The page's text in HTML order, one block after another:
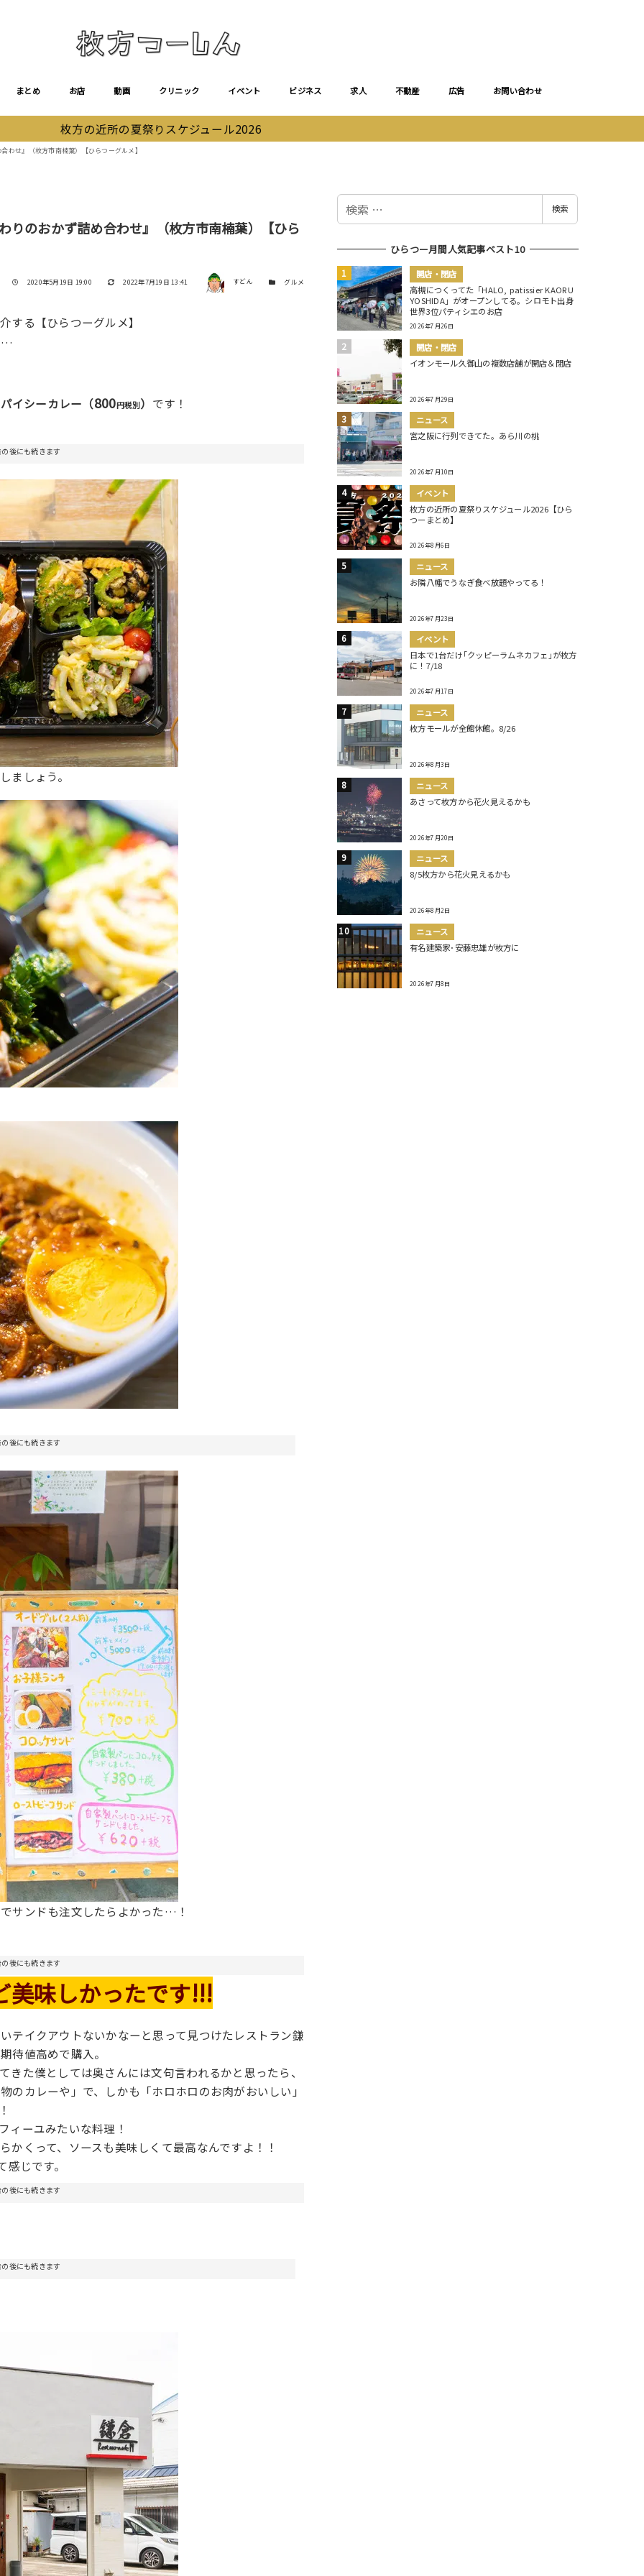
まとめ お店 動画 クリニック イベント ビジネス 求人 不動産 広告 お問い合わせ
枚方の近所の夏祭りスケジュール2026
せ』（枚方市南楠葉）【ひらつーグルメ】
のおかず詰め合わせ』（枚方市南楠葉）【ひら
投稿日
2020年5月19日 19:00 更新日
2022年7月19日 13:41 著者 すどん カテゴリー
グルメ
する【ひらつーグルメ】
イシーカレー （800円税別） です！
後にも続きます
ましょう。
後にも続きます
サンドも注文したらよかった…！
後にも続きます
美味しかったです!!!
テイクアウトないかなーと思って見つけたレストラン鎌
待値高めで購入。
た僕としては奥さんには文句言われるかと思ったら、
カレーや」で、しかも「ホロホロのお肉がおいしい」
ィーユみたいな料理！
くって、ソースも美味しくて最高なんですよ！！
じです。
後にも続きます
後にも続きます
検
検索
ひらつー月間人気記事ベスト10
開店・閉店
高槻につくってた「HALO, patissier KAORU
YOSHIDA」がオープンしてる。シロモト出身
世界3位パティシエのお店
2026年7月26日
開店・閉店
イオンモール久御山の複数店舗が開店＆閉店
2026年7月29日
ニュース
宮之阪に行列できてた。あら川の桃
2026年7月10日
イベント
枚方の近所の夏祭りスケジュール2026【ひら
つーまとめ】
2026年8月6日
ニュース
お隣八幡でうなぎ食べ放題やってる！
2026年7月23日
イベント
日本で1台だけ｢クッピーラムネカフェ｣が枚方
に！7/18
2026年7月17日
ニュース
枚方モールが全館休館。8/26
2026年8月3日
ニュース
あさって枚方から花火見えるかも
2026年7月20日
ニュース
8/5枚方から花火見えるかも
2026年8月2日
ニュース
有名建築家･安藤忠雄が枚方に
2026年7月8日